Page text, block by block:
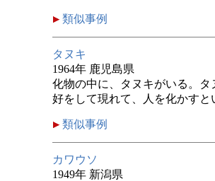
類似事例
タヌキ
1964年 鹿児島県
化物の中に、タヌキがいる。
好をして現れて、人を化かすと
類似事例
カワウソ
1949年 新潟県